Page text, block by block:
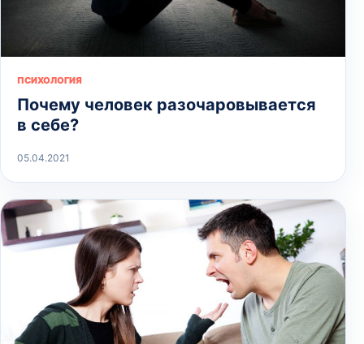
ПСИХОЛОГИЯ
Почему человек разочаровывается
в себе?
05.04.2021